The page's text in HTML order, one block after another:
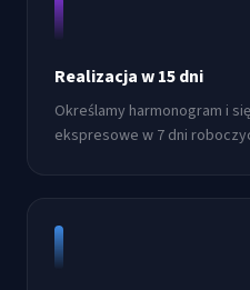
Realizacja w 15 dni
Określamy harmonogram i
ekspresowe w 7 dni